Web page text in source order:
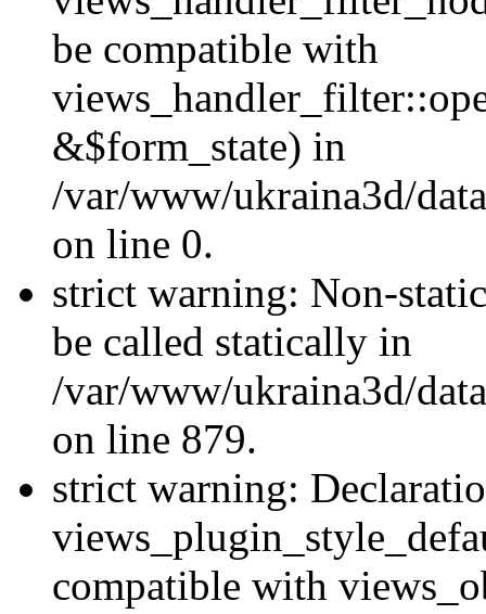
be compatible with
&$form_state) in
/var/www/ukraina3d/
on line 0.
strict warning: Non-
be called statically in
/var/www/ukraina3d/
on line 879.
strict warning:
compatible with